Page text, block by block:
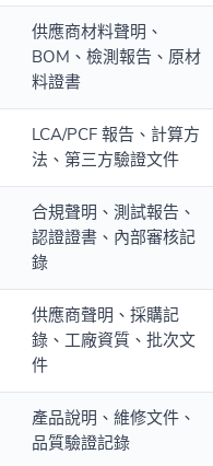
供應商材料聲明、
BOM、檢測報告、原材
料證書
LCA/PCF 報告、計算方
法、第三方驗證文件
合規聲明、測試報告、
認證證書、內部審核記
錄
供應商聲明、採購記
錄、工廠資質、批次文
件
產品說明、維修文件、
品質驗證記錄